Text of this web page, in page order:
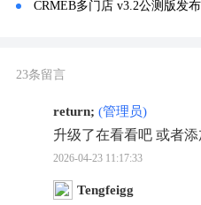
CRMEB多门店 v3.2公测版发布
23条留言
return; (管理员)
升级了在看看吧 或者
2026-04-23 11:17:33
Tengfeigg